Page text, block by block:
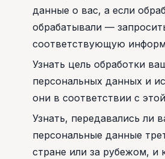
данные о вас, а если
обрабатывали —
соответствующую
Узнать цель обработки
персональных данных и
они в соответствии с
Узнать, передавались ли
персональные данные
стране или за рубежом, и